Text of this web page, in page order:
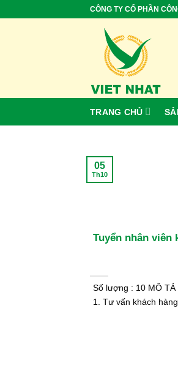
CÔNG TY CỔ PHẦN
TRANG CHỦ
Tuyển nhân viên
Số lượng : 10 MÔ TẢ
1. Tư vấn khách
05
Th10